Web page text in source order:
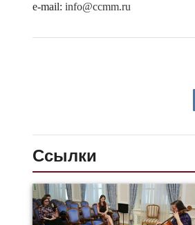
e-mail: info@ccmm.ru
Ссылки